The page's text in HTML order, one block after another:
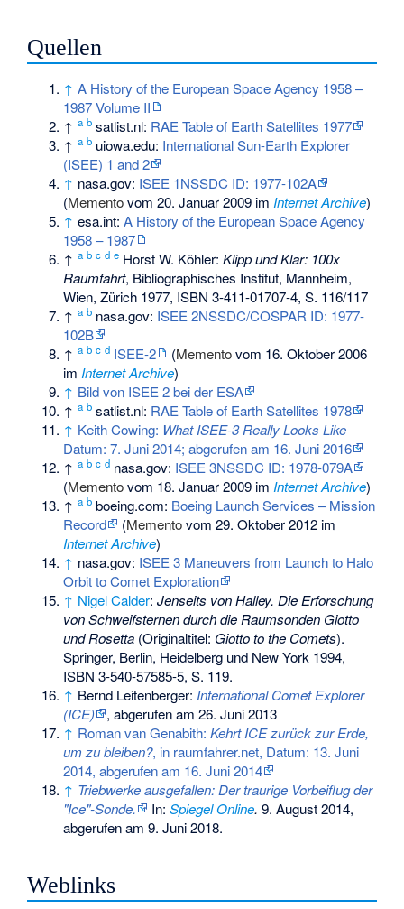
Quellen
↑ A History of the European Space Agency 1958 –
1987 Volume II
↑a b satlist.nl: RAE Table of Earth Satellites 1977
↑a b uiowa.edu: International Sun-Earth Explorer
(ISEE) 1 and 2
↑ nasa.gov: ISEE 1NSSDC ID: 1977-102A
(Mementovom 20. Januar 2009 im Internet Archive)
↑ esa.int:A History of the European Space Agency
1958 – 1987
↑a b c d e Horst W. Köhler:Klipp und Klar: 100x
Raumfahrt, Bibliographisches Institut, Mannheim,
Wien, Zürich 1977, ISBN 3-411-01707-4, S. 116/117
↑a b nasa.gov: ISEE 2NSSDC/COSPAR ID: 1977-
102B
↑a b c d ISEE-2 (Mementovom 16. Oktober 2006
im Internet Archive)
↑ Bild von ISEE 2 bei der ESA
↑a b satlist.nl: RAE Table of Earth Satellites 1978
↑ Keith Cowing: What ISEE-3 Really Looks Like
Datum: 7. Juni 2014; abgerufen am 16. Juni 2016
↑a b c d nasa.gov: ISEE 3NSSDC ID: 1978-079A
(Mementovom 18. Januar 2009 im Internet Archive)
↑a b boeing.com: Boeing Launch Services – Mission
Record
(Mementovom 29. Oktober 2012 im
Internet Archive)
↑ nasa.gov: ISEE 3 Maneuvers from Launch to Halo
Orbit to Comet Exploration
↑ Nigel Calder:Jenseits von Halley. Die Erforschung
von Schweifsternen durch die Raumsonden Giotto
und Rosetta (Originaltitel: Giotto to the Comets).
Springer, Berlin, Heidelberg und New York 1994,
ISBN 3-540-57585-5, S. 119.
↑ Bernd Leitenberger: International Comet Explorer
(ICE)
, abgerufen am 26. Juni 2013
↑ Roman van Genabith:Kehrt ICE zurück zur Erde,
um zu bleiben?, in raumfahrer.net, Datum: 13. Juni
2014, abgerufen am 16. Juni 2014
↑ Triebwerke ausgefallen: Der traurige Vorbeiflug der
"Ice"-Sonde.
In:Spiegel Online. 9. August 2014,
abgerufen am 9. Juni 2018.
Weblinks